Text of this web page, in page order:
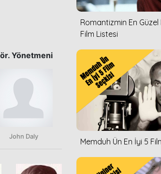
Yönetmeni
John Daly
Romantizmin En
Film Listesi
Memduh Ün En İyi 5